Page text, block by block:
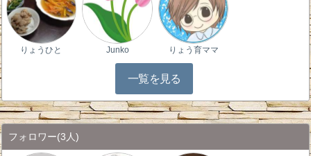
りょうひと Junko りょう育ママ
一覧を見る
フォロワー(3人)